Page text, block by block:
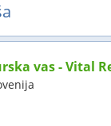
vas - Vital